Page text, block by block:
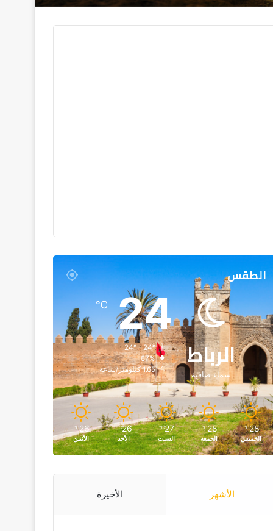
الطقس
الرباط
سماء صافية
24
℃
24º - 24º
87%
1.65 كيلومتر/ساعة
28
℃
الخميس
28
℃
الجمعة
27
℃
السبت
26
℃
الأحد
26
℃
الأثنين
الأشهر الأخيرة